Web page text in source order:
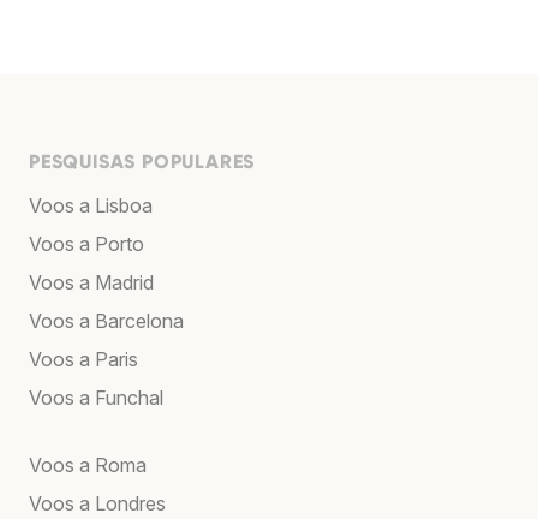
PESQUISAS POPULARES
Voos a Lisboa
Voos a Porto
Voos a Madrid
Voos a Barcelona
Voos a Paris
Voos a Funchal
Voos a Roma
Voos a Londres